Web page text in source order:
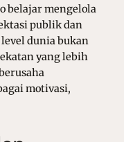
belajar mengelola
publik dan
dunia bukan
yang lebih
motivasi,